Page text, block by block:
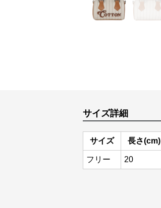
サイズ詳細
サイズ 長さ(cm)
フリー 20